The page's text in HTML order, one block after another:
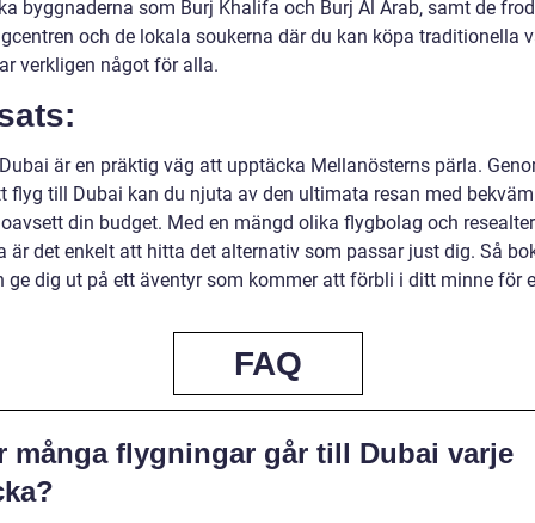
byggnaderna som Burj Khalifa och Burj Al Arab, samt de
och de lokala soukerna där du kan köpa traditionella
verkligen något för alla.
är en präktig väg att upptäcka Mellanösterns pärla.
flyg till Dubai kan du njuta av den ultimata resan med
din budget. Med en mängd olika flygbolag och
är det enkelt att hitta det alternativ som passar just dig. Så
ge dig ut på ett äventyr som kommer att förbli i ditt minne för
FAQ
många flygningar går till Dubai varje